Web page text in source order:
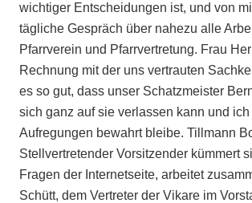
wichtiger Entscheidungen ist, und von
tägliche Gespräch über nahezu alle
Pfarrverein und Pfarrvertretung. Frau
Rechnung mit der uns vertrauten
es so gut, dass unser Schatzmeister
sich ganz auf sie verlassen kann und ich
Aufregungen bewahrt bleibe. Tillmann
Stellvertretender Vorsitzender kümmert
Fragen der Internetseite, arbeitet
Schütt, dem Vertreter der Vikare im